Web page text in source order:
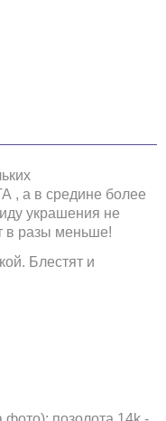
, а в средине более
украшения не
в разы меньше!
Блестят и